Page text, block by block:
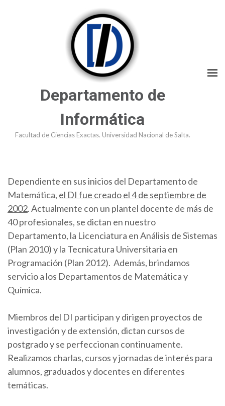
Departamento de
Informática
Facultad de Ciencias Exactas. Universidad Nacional de Salta.
Dependiente en sus inicios del Departamento de
Matemática, el DI fue creado el 4 de septiembre de
2002. Actualmente con un plantel docente de más de
40 profesionales, se dictan en nuestro
Departamento, la Licenciatura en Análisis de Sistemas
(Plan 2010) y la Tecnicatura Universitaria en
Programación (Plan 2012). Además, brindamos
servicio a los Departamentos de Matemática y
Química.
Miembros del DI participan y dirigen proyectos de
investigación y de extensión, dictan cursos de
postgrado y se perfeccionan continuamente.
Realizamos charlas, cursos y jornadas de interés para
alumnos, graduados y docentes en diferentes
temáticas.